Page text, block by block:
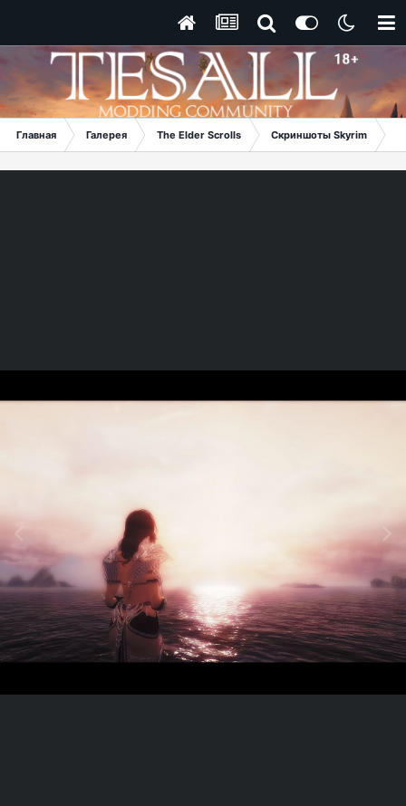
Главная Галерея The Elder Scrolls Скриншоты Skyrim